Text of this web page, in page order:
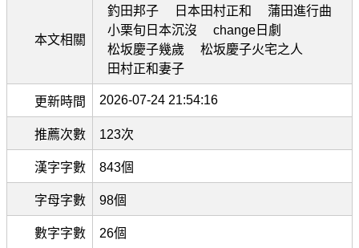
本文相關
釣田邦子 日本田村正和
蒲田進行曲
小栗旬日本沉沒
change日劇
松坂慶子幾歲
松坂慶子火宅之人
田村正和妻子
更新時間 2026-07-24 21:54:16
推薦次數 123次
漢字字數 843個
字母字數 98個
數字字數 26個